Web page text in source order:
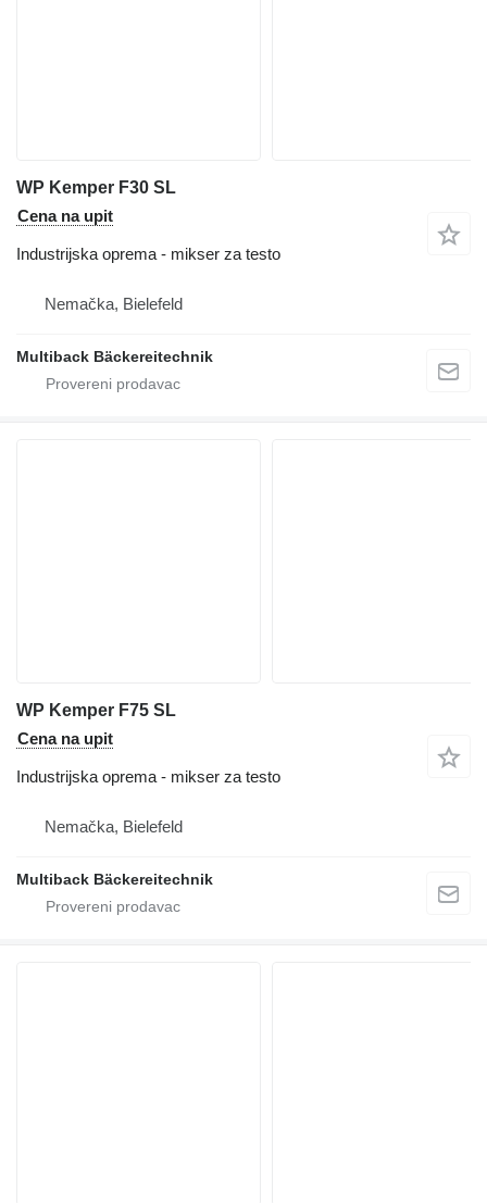
WP Kemper F30 SL
Cena na upit
Industrijska oprema - mikser za testo
Nemačka, Bielefeld
Multiback Bäckereitechnik
WP Kemper F75 SL
Cena na upit
Industrijska oprema - mikser za testo
Nemačka, Bielefeld
Multiback Bäckereitechnik